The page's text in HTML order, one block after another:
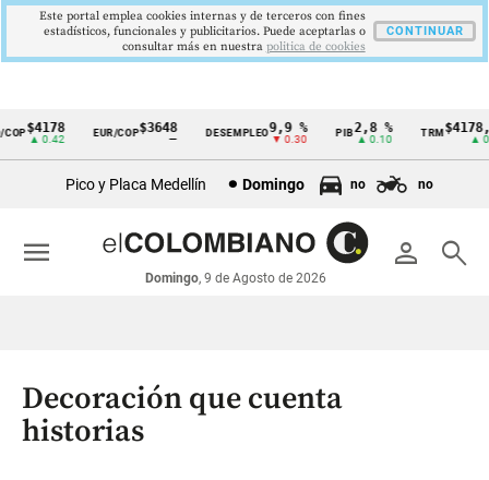
Cintillo
económicos
Colombia
$4178
▲ 0.42
EUR/COP$3648 DESEMPLEO9,9 %
▼ 0.30
2,8 %
▲ 0.10
TRM$4178,23
▲ 0.42
Pico y Placa Medellín Domingo no no
person search
Domingo, 9 de Agosto de 2026
menu
Decoración que cuenta
historias
Este portal emplea cookies internas y de terceros con fines
estadísticos, funcionales y publicitarios. Puede aceptarlas o
consultar más en nuestra politica de cookies
CONTINUAR